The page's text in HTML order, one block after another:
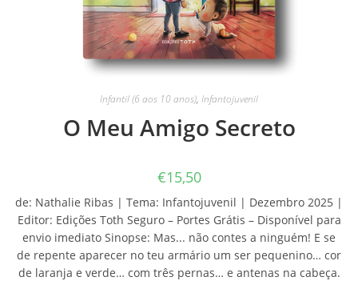
Infantil (6 aos 10 anos), Infantojuvenil
O Meu Amigo Secreto
€15,50
de: Nathalie Ribas | Tema: Infantojuvenil | Dezembro 2025 |
Editor: Edições Toth Seguro – Portes Grátis – Disponível para
envio imediato Sinopse: Mas... não contes a ninguém! E se
de repente aparecer no teu armário um ser pequenino… cor
de laranja e verde… com três pernas… e antenas na cabeça.